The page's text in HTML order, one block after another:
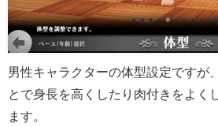
男性キャラクターの体型設定ですが
とで身長を高くしたり肉付きをよく
ます。